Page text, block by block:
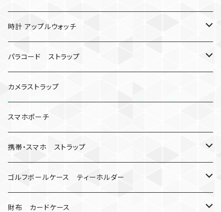
バックル無し
シャックル
数珠
コンパス
ベルトループ
クボタン
キーケース
人形
忍者
ミイラ
キャンプ道具
ナット
楽天ミニ ケース
iPhone
時計 アップルウォッチ
カナビラウォッチ
腕時計
アップルウォッチ
バックル
マッドマックス
パラコード ストラップ
サバイバルツール
カメラストラップ
スマホポーチ
携帯・スマホ ストラップ
ネックストラップ・ショルダーストラップ
ハンドストラップ
ゴルフボールケース ティーホルダー
ゴルフマーカー
財布 カードケース